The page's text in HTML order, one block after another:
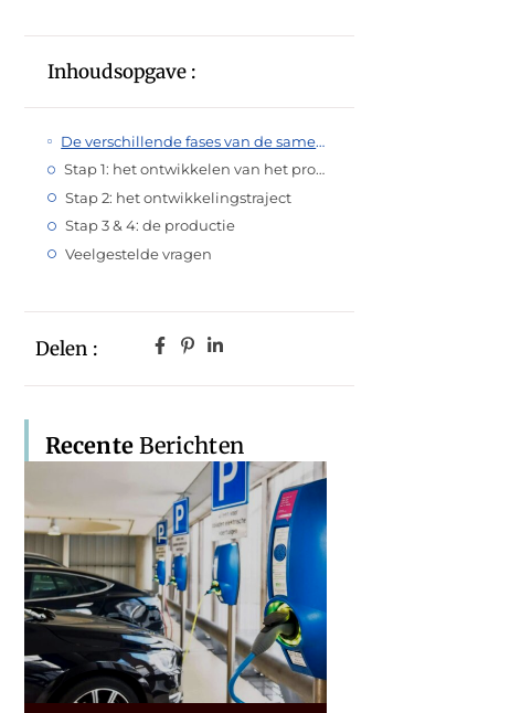
Inhoudsopgave :
De verschillende fases van de samenwerking met ons spuitgietbedrijf
Stap 1: het ontwikkelen van het product
Stap 2: het ontwikkelingstraject
Stap 3 & 4: de productie
Veelgestelde vragen
Delen :
RecenteBerichten